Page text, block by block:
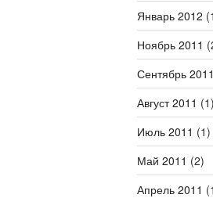
Январь 2012
Ноябрь 2011
Сентябрь 2011
Август 2011 (1)
Июль 2011 (1)
Май 2011 (2)
Апрель 2011